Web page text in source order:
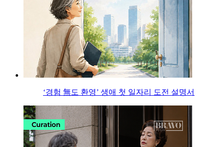
‘경험 無도 환영’ 생애 첫 일자리 도전 설명서